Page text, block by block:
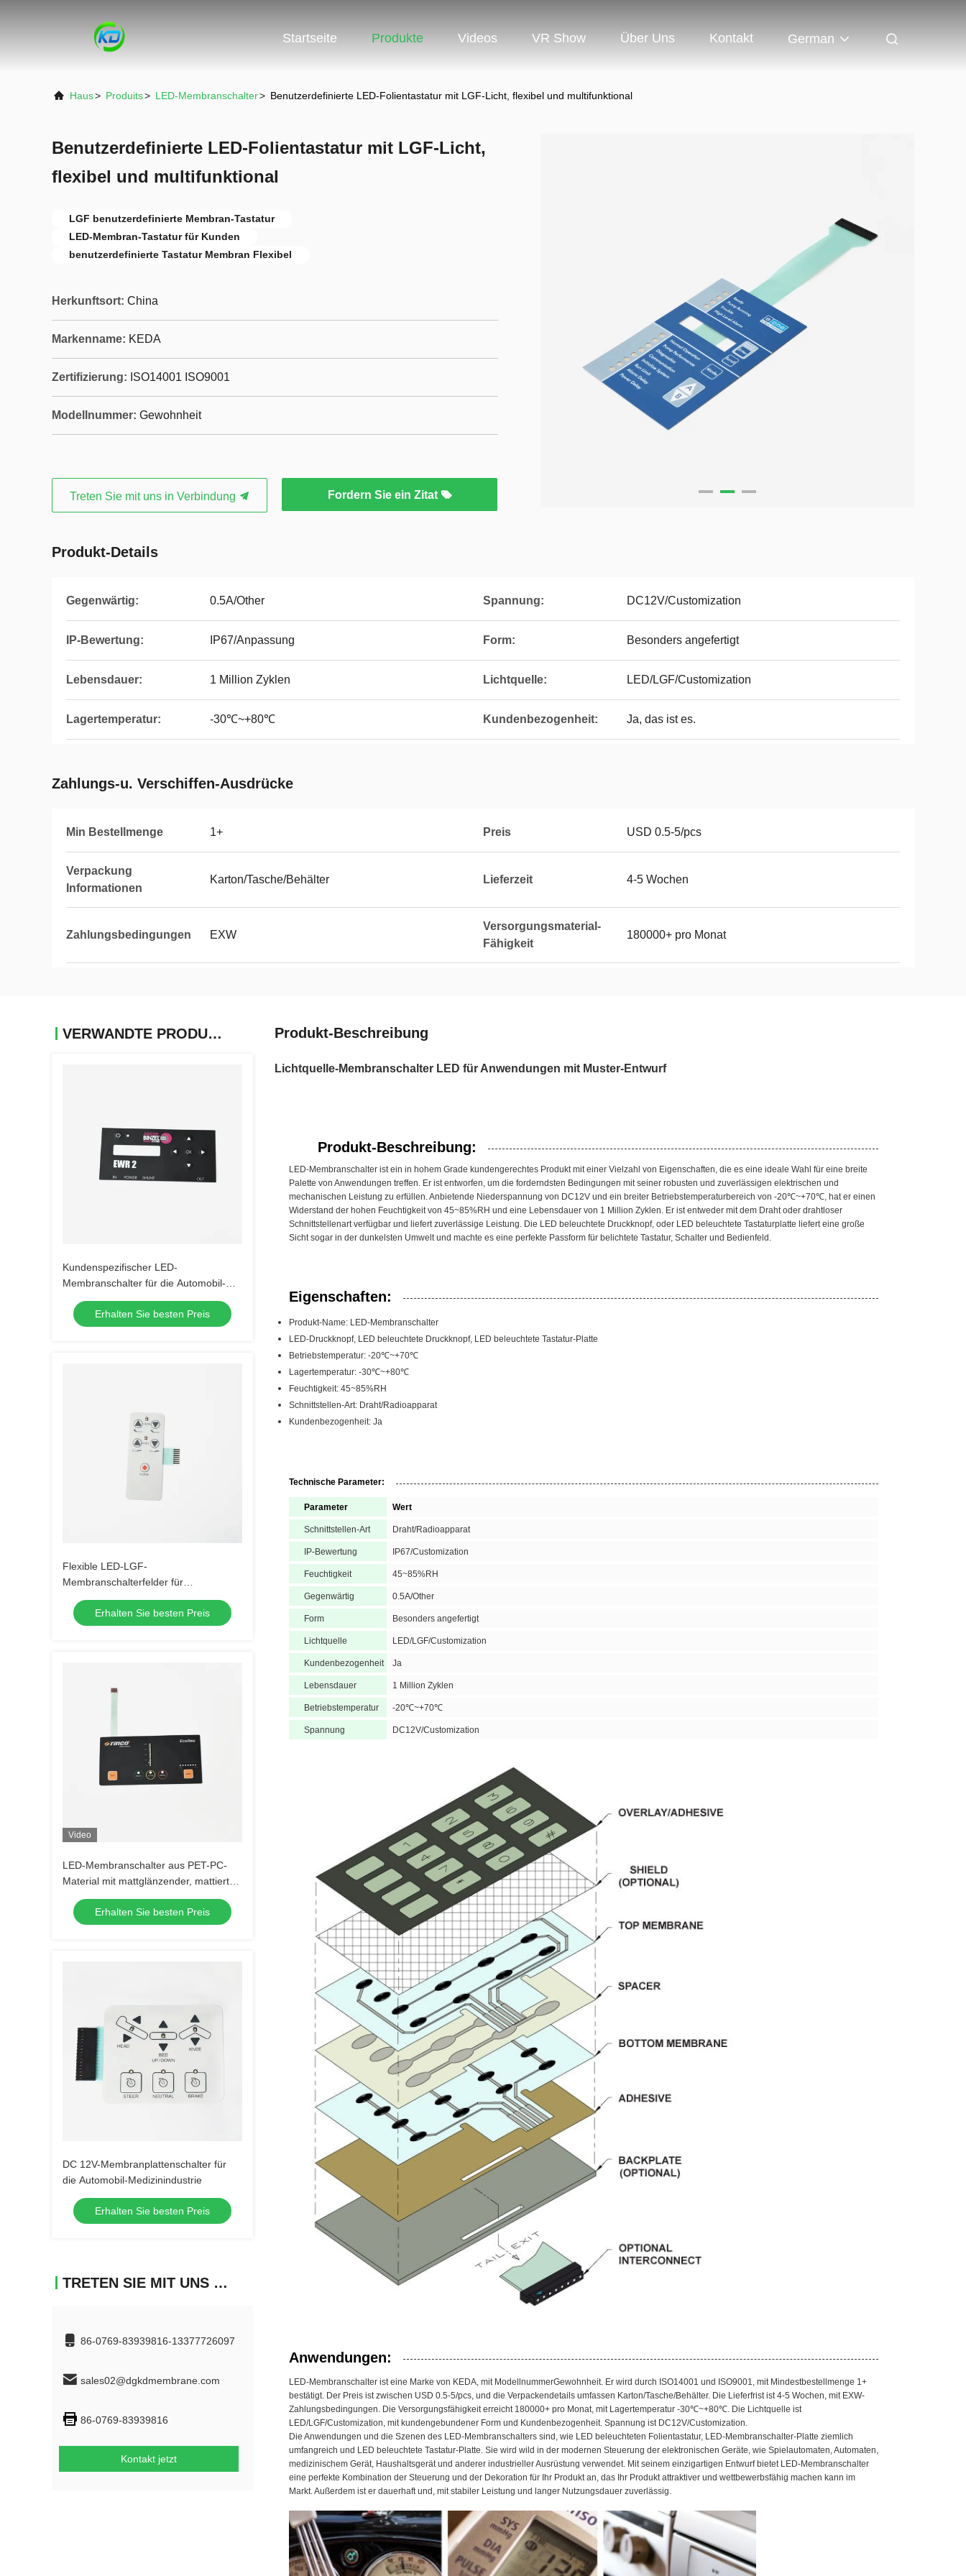
Startseite Produkte Videos VR Show Über Uns Kontakt German
Haus> Produits> LED-Membranschalter> Benutzerdefinierte LED-Folientastatur mit LGF-Licht, flexibel und multifunktional
Benutzerdefinierte LED-Folientastatur mit LGF-Licht,
flexibel und multifunktional
LGF benutzerdefinierte Membran-Tastatur
LED-Membran-Tastatur für Kunden
benutzerdefinierte Tastatur Membran Flexibel
Herkunftsort: China
Markenname: KEDA
Zertifizierung: ISO14001 ISO9001
Modellnummer: Gewohnheit
Treten Sie mit uns in Verbindung Fordern Sie ein Zitat
Produkt-Details
Gegenwärtig: 0.5A/Other Spannung: DC12V/Customization
IP-Bewertung: IP67/Anpassung Form: Besonders angefertigt
Lebensdauer: 1 Million Zyklen Lichtquelle: LED/LGF/Customization
Lagertemperatur: -30℃~+80℃ Kundenbezogenheit: Ja, das ist es.
Zahlungs-u. Verschiffen-Ausdrücke
Min Bestellmenge 1+ Preis USD 0.5-5/pcs
Verpackung
Informationen
Karton/Tasche/Behälter Lieferzeit 4-5 Wochen
Zahlungsbedingungen EXW
Versorgungsmaterial-
Fähigkeit
180000+ pro Monat
VERWANDTE PRODUKTE
Kundenspezifischer LED-
Membranschalter für die Automobil-
Medizinindustrie
Erhalten Sie besten Preis
Flexible LED-LGF-
Membranschalterfelder für
Elektrogeräte
Erhalten Sie besten Preis
Video
LED-Membranschalter aus PET-PC-
Material mit mattglänzender, mattierter
Oberfläche
Erhalten Sie besten Preis
DC 12V-Membranplattenschalter für
die Automobil-Medizinindustrie
Erhalten Sie besten Preis
TRETEN SIE MIT UNS IN VERBINDUNG
86-0769-83939816-13377726097
sales02@dgkdmembrane.com
86-0769-83939816
Kontakt jetzt
Produkt-Beschreibung
Lichtquelle-Membranschalter LED für Anwendungen mit Muster-Entwurf
Produkt-Beschreibung:
LED-Membranschalter ist ein in hohem Grade kundengerechtes Produkt mit einer Vielzahl von Eigenschaften, die es eine ideale Wahl für eine breite
Palette von Anwendungen treffen. Er ist entworfen, um die forderndsten Bedingungen mit seiner robusten und zuverlässigen elektrischen und
mechanischen Leistung zu erfüllen. Anbietende Niederspannung von DC12V und ein breiter Betriebstemperaturbereich von -20℃~+70℃, hat er einen
Widerstand der hohen Feuchtigkeit von 45~85%RH und eine Lebensdauer von 1 Million Zyklen. Er ist entweder mit dem Draht oder drahtloser
Schnittstellenart verfügbar und liefert zuverlässige Leistung. Die LED beleuchtete Druckknopf, oder LED beleuchtete Tastaturplatte liefert eine große
Sicht sogar in der dunkelsten Umwelt und machte es eine perfekte Passform für belichtete Tastatur, Schalter und Bedienfeld.
Eigenschaften:
Produkt-Name: LED-Membranschalter
LED-Druckknopf, LED beleuchtete Druckknopf, LED beleuchtete Tastatur-Platte
Betriebstemperatur: -20℃~+70℃
Lagertemperatur: -30℃~+80℃
Feuchtigkeit: 45~85%RH
Schnittstellen-Art: Draht/Radioapparat
Kundenbezogenheit: Ja
Technische Parameter:
Parameter Wert
Schnittstellen-Art Draht/Radioapparat
IP-Bewertung IP67/Customization
Feuchtigkeit 45~85%RH
Gegenwärtig 0.5A/Other
Form Besonders angefertigt
Lichtquelle LED/LGF/Customization
Kundenbezogenheit Ja
Lebensdauer 1 Million Zyklen
Betriebstemperatur -20℃~+70℃
Spannung DC12V/Customization
Anwendungen:
LED-Membranschalter ist eine Marke von KEDA, mit ModellnummerGewohnheit. Er wird durch ISO14001 und ISO9001, mit Mindestbestellmenge 1+
bestätigt. Der Preis ist zwischen USD 0.5-5/pcs, und die Verpackendetails umfassen Karton/Tasche/Behälter. Die Lieferfrist ist 4-5 Wochen, mit EXW-
Zahlungsbedingungen. Die Versorgungsfähigkeit erreicht 180000+ pro Monat, mit Lagertemperatur -30℃~+80℃. Die Lichtquelle ist
LED/LGF/Customization, mit kundengebundener Form und Kundenbezogenheit. Spannung ist DC12V/Customization.
Die Anwendungen und die Szenen des LED-Membranschalters sind, wie LED beleuchteten Folientastatur, LED-Membranschalter-Platte ziemlich
umfangreich und LED beleuchtete Tastatur-Platte. Sie wird wild in der modernen Steuerung der elektronischen Geräte, wie Spielautomaten, Automaten,
medizinischem Gerät, Haushaltsgerät und anderer industrieller Ausrüstung verwendet. Mit seinem einzigartigen Entwurf bietet LED-Membranschalter
eine perfekte Kombination der Steuerung und der Dekoration für Ihr Produkt an, das Ihr Produkt attraktiver und wettbewerbsfähig machen kann im
Markt. Außerdem ist er dauerhaft und, mit stabiler Leistung und langer Nutzungsdauer zuverlässig.